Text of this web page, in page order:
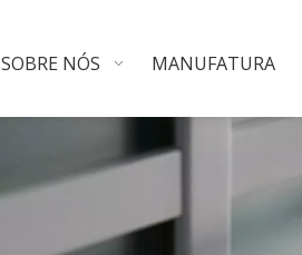
SOBRE NÓS MANUFATURA